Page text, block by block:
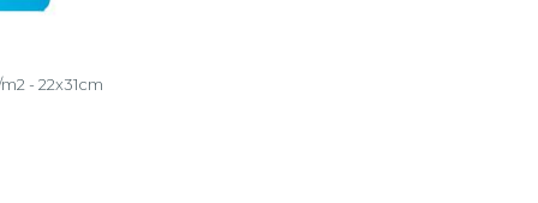
- 22x31cm